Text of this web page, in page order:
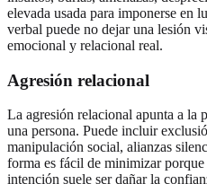
elevada usada para imponerse en
verbal puede no dejar una lesión
emocional y relacional real.
Agresión relacional
La agresión relacional apunta a la
una persona. Puede incluir
manipulación social, alianzas
forma es fácil de minimizar
intención suele ser dañar la